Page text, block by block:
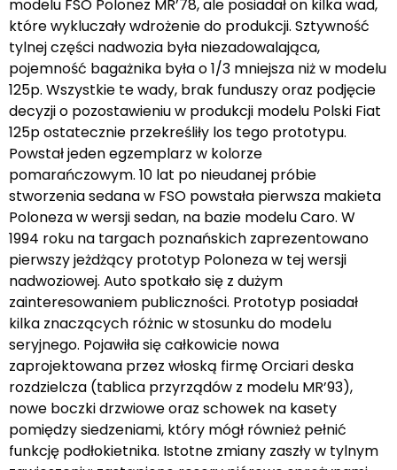
modelu FSO Polonez MR’78, ale posiadał on kilka wad,
które wykluczały wdrożenie do produkcji. Sztywność
tylnej części nadwozia była niezadowalająca,
pojemność bagażnika była o 1/3 mniejsza niż w modelu
125p. Wszystkie te wady, brak funduszy oraz podjęcie
decyzji o pozostawieniu w produkcji modelu Polski Fiat
125p ostatecznie przekreśliły los tego prototypu.
Powstał jeden egzemplarz w kolorze
pomarańczowym. 10 lat po nieudanej próbie
stworzenia sedana w FSO powstała pierwsza makieta
Poloneza w wersji sedan, na bazie modelu Caro. W
1994 roku na targach poznańskich zaprezentowano
pierwszy jeżdżący prototyp Poloneza w tej wersji
nadwoziowej. Auto spotkało się z dużym
zainteresowaniem publiczności. Prototyp posiadał
kilka znaczących różnic w stosunku do modelu
seryjnego. Pojawiła się całkowicie nowa
zaprojektowana przez włoską firmę Orciari deska
rozdzielcza (tablica przyrządów z modelu MR’93),
nowe boczki drzwiowe oraz schowek na kasety
pomiędzy siedzeniami, który mógł również pełnić
funkcję podłokietnika. Istotne zmiany zaszły w tylnym